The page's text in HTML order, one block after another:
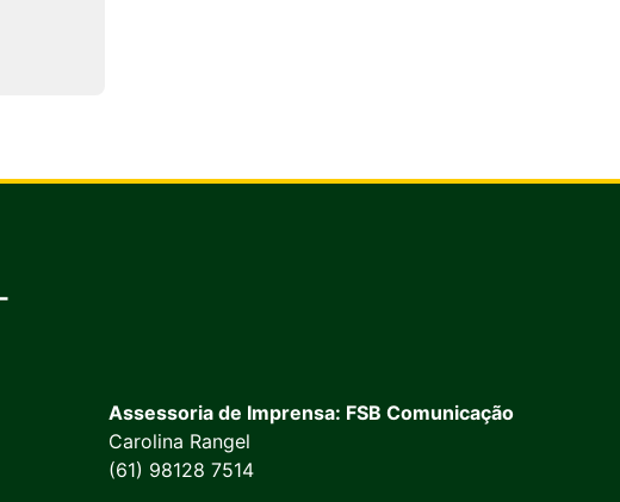
Assessoria de Imprensa: FSB Comunicação
Carolina Rangel
(61) 98128 7514